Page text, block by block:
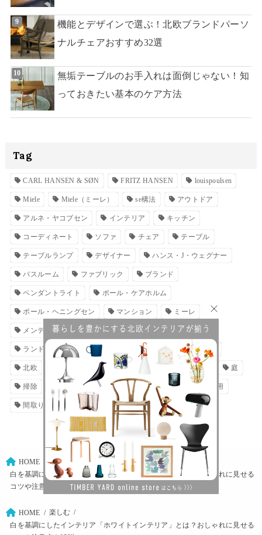
機能とデザインで選ぶ！北欧ブランドパーソ
ナルチェアおすすめ32選
無垢テーブルのお手入れは面倒じゃない！知
っておきたい基本のケア方法
Tag
CARL HANSEN & SØN FRITZ HANSEN louispoulsen
Miele Miele（ミーレ） se構法 アウトドア
アルネ・ヤコブセン インテリア キッチン
コーディネート ソファ チェア テーブル
テーブルランプ デザイナー ハンス・J・ウェグナー
バスルーム ファブリック ブランド
ペンダントライト ポール・ケアホルム
ポール・ヘニングセン マンション ミーレ
メンテナンス ライフスタイル ラウンジチェア
ランドリー リノベーション リビング 別荘
北欧 北欧家具 北欧照明 家具 庭
掃除 暮らし 照明 設備 費用
間取り
HOME
楽しむ
白を基調にしたインテリア「ホワイトインテリア」とは？おしゃれに見せる
コツや注意点を解説
HOME
楽しむ
白を基調にしたインテリア「ホワイトインテリア」とは？おしゃれに見せる